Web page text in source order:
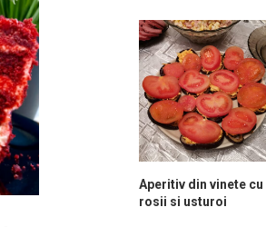
Aperitiv din vinete cu
rosii si usturoi